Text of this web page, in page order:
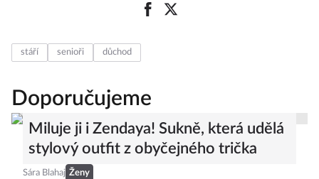
stáří senioři důchod
Doporučujeme
Miluje ji i Zendaya! Sukně, která udělá
stylový outfit z obyčejného trička
Sára Blahaj Ženy